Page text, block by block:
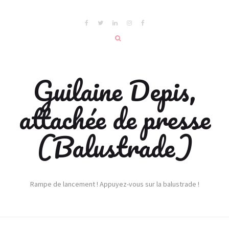
Guilaine Depis,
attachée de presse
(Balustrade)
Rampe de lancement ! Appuyez-vous sur la balustrade !